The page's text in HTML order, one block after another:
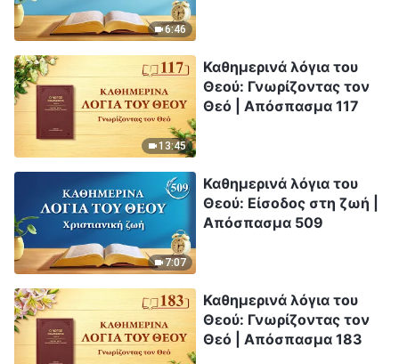
6:46
13:45
Καθημερινά λόγια του
Θεού: Γνωρίζοντας τον
Θεό | Απόσπασμα 117
7:07
Καθημερινά λόγια του
Θεού: Είσοδος στη ζωή |
Απόσπασμα 509
Καθημερινά λόγια του
Θεού: Γνωρίζοντας τον
Θεό | Απόσπασμα 183